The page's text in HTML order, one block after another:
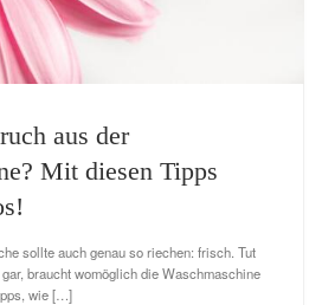
aus der
Mit diesen Tipps
sollte auch genau so riechen: frisch. Tut
braucht womöglich die Waschmaschine
wie […]